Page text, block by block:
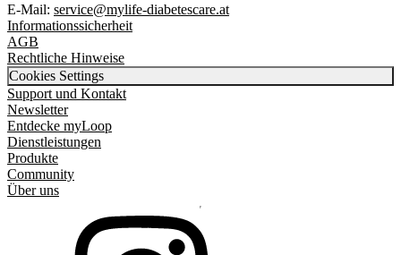
E-Mail: service@mylife-diabetescare.at
Informationssicherheit
AGB
Rechtliche Hinweise
Cookies Settings
Support und Kontakt
Newsletter
Entdecke myLoop
Dienstleistungen
Produkte
Community
Über uns